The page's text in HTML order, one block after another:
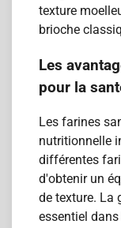
texture
brioche
Les
pour la
Les farines
nutritionnelle
différentes
d'obtenir un
de texture. La
essentiel